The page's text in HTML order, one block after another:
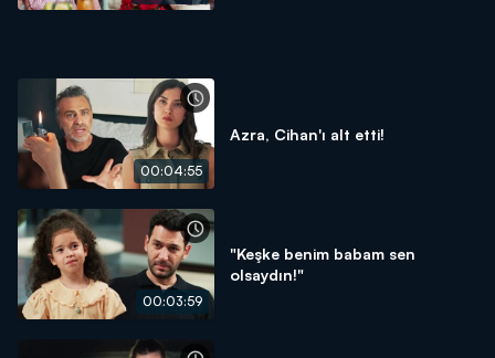
00:04:55
Azra, Cihan'ı alt etti!
00:03:59
"Keşke benim babam sen
olsaydın!"